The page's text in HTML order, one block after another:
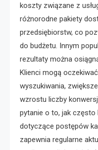
koszty związane z
różnorodne pakiety
przedsiębiorstw, co
do budżetu. Innym
rezultaty można
Klienci mogą
wyszukiwania,
wzrostu liczby
pytanie o to, jak
dotyczące postępów
zapewnia regularne